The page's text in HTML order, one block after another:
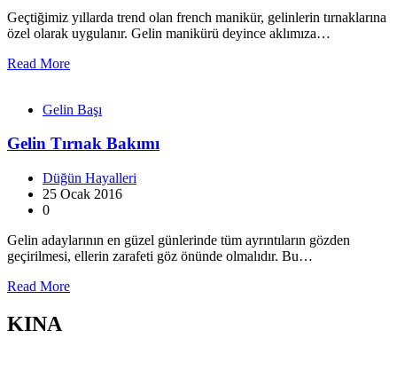
Geçtiğimiz yıllarda trend olan french manikür, gelinlerin tırnaklarına
özel olarak uygulanır. Gelin manikürü deyince aklımıza…
Read More
Gelin Başı
Gelin Tırnak Bakımı
Düğün Hayalleri
25 Ocak 2016
0
Gelin adaylarının en güzel günlerinde tüm ayrıntıların gözden
geçirilmesi, ellerin zarafeti göz önünde olmalıdır. Bu…
Read More
KINA